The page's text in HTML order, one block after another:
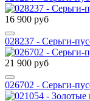
16 900 руб
028237 - Серьги-
21 900 руб
026702 - Серьги-